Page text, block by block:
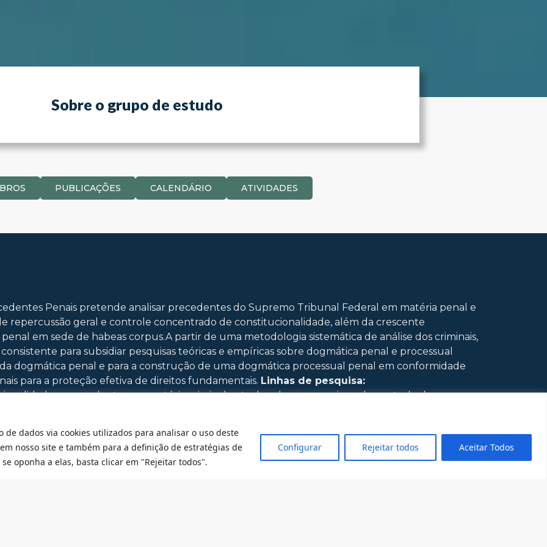
de dados via cookies utilizados para analisar o uso deste
nosso site e também para a definição de estratégias de
oponha a elas, basta clicar em "Rejeitar todos".
Configurar Rejeitar todos Aceitar Todos
Sobre o grupo de estudo
PUBLICAÇÕES CALENDÁRIO ATIVIDADES
Penais pretende analisar precedentes do Supremo Tribunal Federal em matéria penal e
repercussão geral e controle concentrado de constitucionalidade, além da crescente
em sede de habeas corpus.A partir de uma metodologia sistemática de análise dos criminais,
para subsidiar pesquisas teóricas e empíricas sobre dogmática penal e processual
dogmática penal e para a construção de uma dogmática processual penal em conformidade
para a proteção efetiva de direitos fundamentais. Linhas de pesquisa:
e precedentes em matéria criminal: estudo sobre as premissas do controle de
processo penal: análise sistemática de precedentes em processo penal e pesquisas em